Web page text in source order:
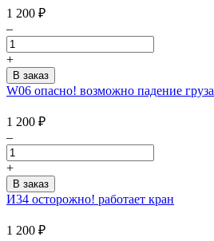
1 200 ₽
–
+
W06 опасно! возможно падение груза
1 200 ₽
–
+
И34 осторожно! работает кран
1 200 ₽